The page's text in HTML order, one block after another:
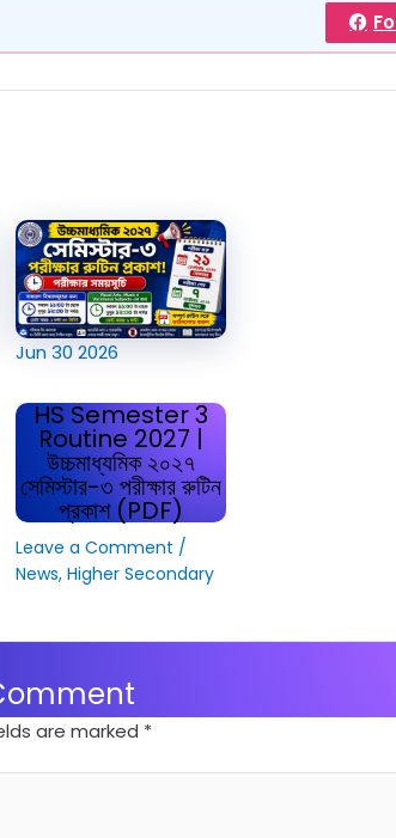
Jun 302026
HS Semester 3
Routine 2027 |
উচ্চমাধ্যমিক ২০২৭
সেমিস্টার-৩ পরীক্ষার রুটিন
প্রকাশ (PDF)
Leave a Comment /
News, Higher Secondary
are marked *